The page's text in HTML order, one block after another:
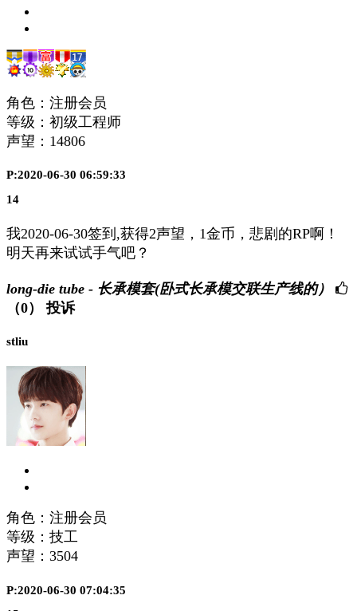
角色：注册会员
等级：初级工程师
声望： 14806
P:2020-06-30 06:59:33
14
我2020-06-30签到,获得2声望，1金币，悲剧的RP啊！
明天再来试试手气吧？
long-die tube - 长承模套(卧式长承模交联生产线的）
（0）
投诉
stliu
角色：注册会员
等级：技工
声望： 3504
P:2020-06-30 07:04:35